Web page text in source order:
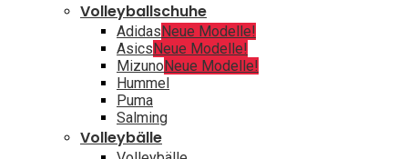
Volleyballschuhe
AdidasNeue Modelle!
AsicsNeue Modelle!
MizunoNeue Modelle!
Hummel
Puma
Salming
Volleybälle